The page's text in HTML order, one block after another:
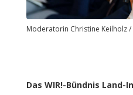
Moderatorin Christine Keilholz /
Das WIR!-Bündnis